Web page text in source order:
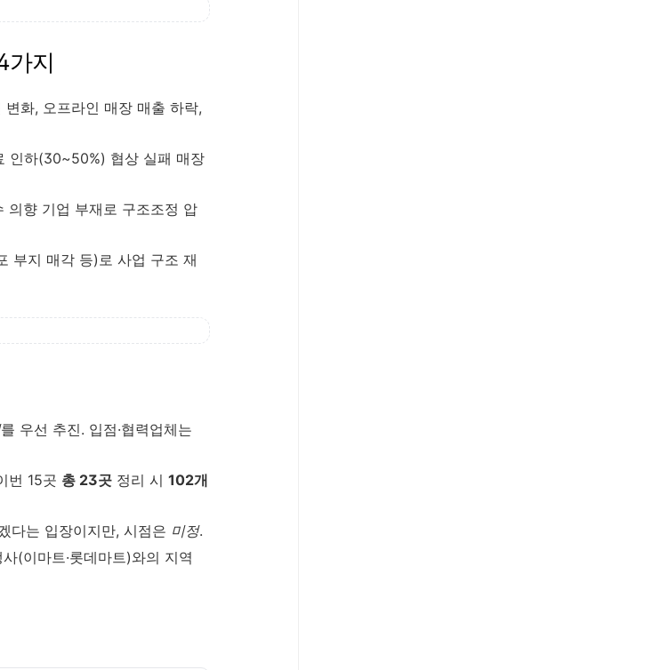
가지
화, 오프라인 매장 매출 하락,
인하(30~50%) 협상 실패 매장
향 기업 부재로 구조조정 압
부지 매각 등)로 사업 구조 재
를 우선 추진. 입점·협력업체는
번 15곳 총 23곳 정리 시 102개
다는 입장이지만, 시점은 미정.
(이마트·롯데마트)와의 지역